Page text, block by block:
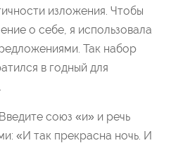
изложения. Чтобы
о себе, я использовала
Так набор
в годный для
союз «и» и речь
«И так прекрасна ночь. И